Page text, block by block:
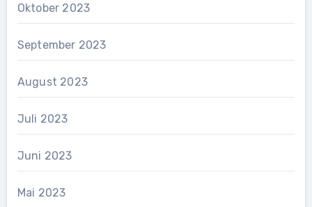
Oktober 2023
September 2023
August 2023
Juli 2023
Juni 2023
Mai 2023